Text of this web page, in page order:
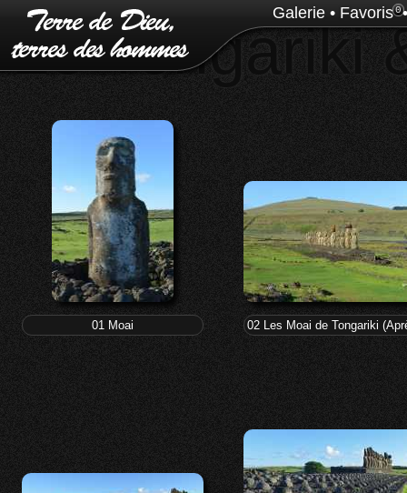
Galerie • Favoris0
25 Tongariki
01 Moai 02 Les Moai de Tongariki